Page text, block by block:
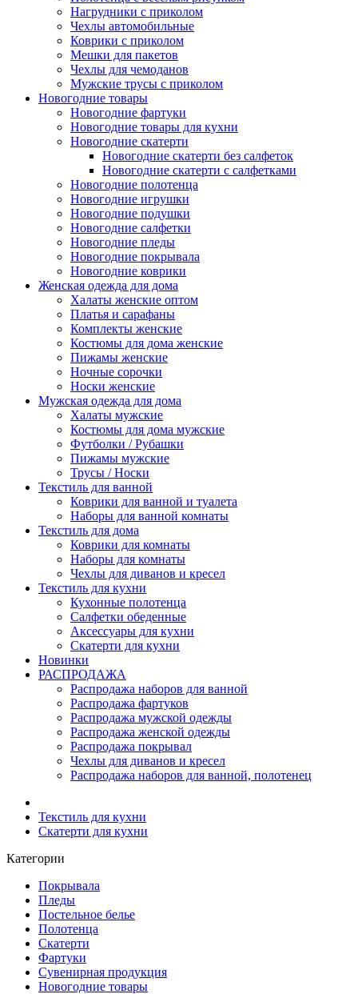
Нагрудники с приколом
Чехлы автомобильные
Коврики с приколом
Мешки для пакетов
Чехлы для чемоданов
Мужские трусы с приколом
Новогодние товары
Новогодние фартуки
Новогодние товары для кухни
Новогодние скатерти
Новогодние скатерти без салфеток
Новогодние скатерти с салфетками
Новогодние полотенца
Новогодние игрушки
Новогодние подушки
Новогодние салфетки
Новогодние пледы
Новогодние покрывала
Новогодние коврики
Женская одежда для дома
Халаты женские оптом
Платья и сарафаны
Комплекты женские
Костюмы для дома женские
Пижамы женские
Ночные сорочки
Носки женские
Мужская одежда для дома
Халаты мужские
Костюмы для дома мужские
Футболки / Рубашки
Пижамы мужские
Трусы / Носки
Текстиль для ванной
Коврики для ванной и туалета
Наборы для ванной комнаты
Текстиль для дома
Коврики для комнаты
Наборы для комнаты
Чехлы для диванов и кресел
Текстиль для кухни
Кухонные полотенца
Салфетки обеденные
Аксессуары для кухни
Скатерти для кухни
Новинки
РАСПРОДАЖА
Распродажа наборов для ванной
Распродажа фартуков
Распродажа мужской одежды
Распродажа женской одежды
Распродажа покрывал
Чехлы для диванов и кресел
Распродажа наборов для ванной, полотенец
Текстиль для кухни
Скатерти для кухни
Категории
Покрывала
Пледы
Постельное белье
Полотенца
Скатерти
Фартуки
Сувенирная продукция
Новогодние товары